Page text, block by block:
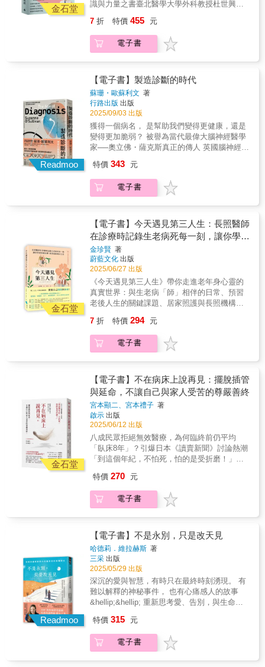
維護尊嚴，以及如何取得死亡診斷書等後續流
程。第五章：獨行者的在宅善終與照顧者的溫
為重要議題。書中為獨居者列出居家善終的建
議步驟（事前規畫 → 臨終準備 → 死亡當日與
後續）與四大支柱（法律護盾，照護盟友，鄰
里應援網，把臥室變成溫馨的安寧終站），強
調「一個人的圓滿，不代表孤單」。最後，作
者將關懷轉向照顧者，提供處理預期性悲慟的
建議，提醒照顧者在付出的同時，也要給予自
己溫柔的撫慰，讓生命在告別後，轉化為持續
前行的力量 。這是一本結合臨床實務、文化反
思與生命教育的善終指南，帶領讀者認識如何
在家中平安走完人生最後一程。這不僅是一本
醫療指引手冊，更是一本關於愛、尊嚴與勇氣
的生命之書。我希望讀者在翻閱此書後，能獲
得勇氣與家人開啟這場生命對話。當我們願意
打破沉默，死亡便不再只有陰冷與恐懼，而是
情的一份禮物。願我們都能在熟悉的地方，伴
隨家人的呢喃與愛，輕輕地、圓滿地放手。讓
愛，在尊嚴的守護下，化作一個充滿溫度的圓
滿逗點。——楊婉萍
何找尋專業盟友「安寧居家團隊」的幫助，更
準備了「居家照護安心錦囊」，解答照顧者最
害怕的難題：吃不下要硬塞嗎？病人喘或昏迷
要不要送急診……讓家屬在守護親人時，能有
專業團隊及知識作為後盾不驚慌。第四章：當
當天，提供各階段的照護與陪伴指引。此時的
陪伴不僅是生理上的，更是靈性上的。書中教
導讀者如何聽見臨終者沒說出口的害怕，並透
過「人生四句話」——說愛、言謝、道歉、辭
別，來修復關係、不留遺憾。此外，針對台灣
多元的社會背景，書中羅列了不同宗教的臨終
儀式與引導，並詳述了死亡來臨時的實務處
維護尊嚴，以及如何取得死亡診斷書等後續流
柔叮嚀隨著社會結構改變，一個人的善終也成
為重要議題。書中為獨居者列出居家善終的建
議步驟（事前規畫 → 臨終準備 → 死亡當日與
後續）與四大支柱（法律護盾，照護盟友，鄰
里應援網，把臥室變成溫馨的安寧終站），強
調「一個人的圓滿，不代表孤單」。最後，作
者將關懷轉向照顧者，提供處理預期性悲慟的
建議，提醒照顧者在付出的同時，也要給予自
己溫柔的撫慰，讓生命在告別後，轉化為持續
前行的力量 。這是一本結合臨床實務、文化反
思與生命教育的善終指南，帶領讀者認識如何
在家中平安走完人生最後一程。這不僅是一本
的生命之書。我希望讀者在翻閱此書後，能獲
得勇氣與家人開啟這場生命對話。當我們願意
打破沉默，死亡便不再只有陰冷與恐懼，而是
情的一份禮物。願我們都能在熟悉的地方，伴
隨家人的呢喃與愛，輕輕地、圓滿地放手。讓
愛，在尊嚴的守護下，化作一個充滿溫度的圓
滿逗點。——楊婉萍
點亮一盞燈，照亮你走過「無常、無苦、無
我」的自在天堂。」──蔡淇華（作家）【感動
董事
更必須直面生命的有限。《罹癌母親給的七堂
人」、「確定復發」、「癌細胞轉移」、乃至
「病況急轉直下」的過程中，醫生「水來土掩
採取緩和治療」時的種種考量，以及「後援部
何在病患「最後一搏」與「病情急轉直下」的
關口共同做出選擇，接受生命的黃昏，也學會
好好道別。＊＊＊＊＊＊＊在本套書中，作者
以「精神科醫師」與「心理腫瘤學家」的專業
素養，將至親抗癌的歷程化為珍貴紀錄，並註
解許多實用的醫療資訊與術語，既可做為病人
與家屬的重要參考，也適合醫療人員與學生研
讀。書中從心理腫瘤學的觀點，呈現癌症歷程
中病人、家屬與醫護人員的心理調適，並透過
是一份個人生命經驗的真摯書寫，也是一部兼
具知識性與實用性的讀物。◎本書特色：（1）
癌症照護是跨專科、甚至跨學門的學問，本書
營養學、居家照護、安寧療護等，幫助讀者更
加理解。（2）以心理腫瘤學觀點為主軸，帶領
讀者認識不同的心理調適歷程，並從文獻回顧
與個案分析中，找出成功調適的「know
how」。（3）作者既為病患家屬，又具備精神
科與心理腫瘤學專業，文字不只感性且富同理
心，還兼具獨特的理性觀點，能提供陪伴病榻
旁的實戰指引。
CEA、CA153時，卻發現異常升高（意味著有
遠處轉移之慮），接著檢視肺部電腦斷層，天
宣布她已進展至四期乳癌。在此重大發現衝擊
下，只好取消原先計劃的手術，改成先進行化
學治療。走過38年行醫的歲月，看過無數案
乏來的時候已經錯過黃金治療時期的患者，著
實對家庭及社會資源都造成問題。乳癌的早期
偵測與治療能有效的提高長期存活率，近年來
乳癌篩檢觀念的倡導，以及藥物研發並配合臨
床試驗，讓我們對乳癌治療成效往前邁進一大
步。文中有多個案例探討其他良性乳房疾病的
因應法則，經由實際診療過程，導入正確治療
書希望藉由結合知性與感性，能嘉惠到更多的
朋友，挽救更多的乳癌患者，增進更多家庭的
幸福。〡專文推薦〡五月天 阿信臺北醫學大
學前校長 閻雲
金石堂
識與力量之書臺北醫學大學外科教授杜世興繼
白皮書》，詳細剖析乳癌成因與治療選擇後，
再度以全新風格呈現的第二本著作《乳癌路上
不孤單：診療室的生命故事》。不同於先前以
程中所經歷的真實心聲，也涵蓋了許多與乳癌
診療相關的重要知識與進展。少女的祈禱！只
願擁有「健康」一位21歲念大學的青春小女
孩，因為左乳被外院診斷罹患乳癌而來尋求醫
助，當時原先規劃為她直接進行手術。然而命
運真的捉弄人，不僅讓她在這麼青春年華就罹
患乳癌，更令人扼腕的是，竟然是如此嚴重期
數的乳癌！可是當我檢視她血中腫瘤指標
CEA、CA153時，卻發現異常升高（意味著有
啊！竟然發現數顆微小肺部轉移病灶，也就是
宣布她已進展至四期乳癌。在此重大發現衝擊
下，只好取消原先計劃的手術，改成先進行化
例，不論是年輕還是高齡乳癌，當然其中更不
乏來的時候已經錯過黃金治療時期的患者，著
實對家庭及社會資源都造成問題。乳癌的早期
偵測與治療能有效的提高長期存活率，近年來
乳癌篩檢觀念的倡導，以及藥物研發並配合臨
床試驗，讓我們對乳癌治療成效往前邁進一大
步。文中有多個案例探討其他良性乳房疾病的
因應法則，經由實際診療過程，導入正確治療
書希望藉由結合知性與感性，能嘉惠到更多的
朋友，挽救更多的乳癌患者，增進更多家庭的
幸福。〡專文推薦〡五月天 阿信臺北醫學大
學前校長 閻雲
7 折 特價 455 元
電子書
Readmoo
【電子書】製造診斷的時代
蘇珊・歐蘇利文 著
行路出版 出版
2025/09/03 出版
獲得一個病名， 是幫助我們變得更健康，還是
變得更加脆弱？ 被譽為當代最偉大腦神經醫學
家──奧立佛・薩克斯真正的傳人 英國腦神經權
病睡美人》作者 ～蘇珊・歐蘇利文～ 探索社會
醫學最新力作 ◆《週日泰晤士報》即時暢銷書
◆BBC Radio 4「本週好書」選書 ◆《泰晤士
一 ◆◆◆ 黃涵榆／臺灣師範大學英語系教授
──專文導讀 吳佳璇／遠東聯合診所身心科主治
醫師 吳易叡／成功大學全校不分系學士學位學
程副教授 卓惠珠／幫助高功能自閉與亞斯伯格
版主 翁士恆／臺北市立大學心理與諮商學系副
教授 陳嘉新／陽明交通大學科技與社會研究所
教授 番紅花／親職作家 賴其萬／和信治癌中心
醫院醫學教育講座教授 顏擇雅／作家──專業推
薦 ◆◆◆ 「《製造診斷的時代》探討了許多讓
我長期困惑、難以釐清的議題，她以優雅、深
人父母與臨床工作間掙扎的矛盾與混亂。這本
書既有學術深度，也有溫暖人心的力量，是從
頭到尾都令人著迷的閱讀體驗。能夠這麼清楚
幾。我對這本書的讚賞實在難以言盡。」
&mdash;&mdash;克里斯・范・圖勒肯（Chris
van Tulleken），暢銷科普作家、牛津醫學博士
◆◆◆ 如今，我們正處於一個「過度製造診
斷」的時代。 先進的基因定序技術，已能為我
們在發病數十年前，甚至出生前，就偵測出疾
病風險；越加頻繁多樣的篩檢，讓越來越多人
相信「自己就是病人」；網路的大量資訊，使
足過動症（ADHD）與自閉症的診斷人數正在迅
者社群推動而成&hellip;&hellip; 診斷就像一個
明確的標籤，有助於理解病情，並帶來對應的
治療與資源，所以遭遇病痛時，尋求診斷是再
自然不過的反應。然而，英國神經科專家歐蘇
利文發現，現今被貼上醫療標籤的人數，比以
往任何時候都要多，許多診斷遠不如我們以為
的明確，甚至讓本來健康的人誤以為自己生病
了。 為了探討這個現象，曾獲「惠康圖書獎」
殊榮的歐蘇利文再次執筆，以醫者身分探訪了
自閉症、癌症基因、ADHD、亨丁頓舞蹈症、萊
姆病等病患與家屬，記錄下許多動人的真實故
事，以及人們在面臨「獲得診斷」與「無法知
角直視診斷過度的現象，提出許多充滿醫者仁
心又發人深省的詰問。 歐蘇利文向來擅長將臨
床實務與人性故事並陳，她在本書不僅展現深
特價 343 元
電子書
金石堂
【電子書】今天遇見第三人生：長照醫師
在診療時記錄生老病死每一刻，讓你學會
照護長輩、從容迎接晚年生活
金珍賢 著
蔚藍文化 出版
2025/06/27 出版
《今天遇見第三人生》帶你走進老年身心靈的
真實世界：與生老病「師」相伴的日常、預習
老後人生的關鍵課題、居家照護與長照機構的
在照護路上的你。❤深獲各界暖心推薦：安寧
長照醫師、心理諮商師、職能治療師、長照營
養師、公益團體、長期照護者、藝人。❤這本
你。～第三人生不會自動展開，唯有提早準備
才能開創熟齡新篇章～超高齡社會來臨，你的
「第三人生」準備好了嗎？ 第一人生：從出生
到就業前，成長與學習的起點。 第二人生：工
作與成家的黃金時期，奮鬥與承擔並行。 第三
人生：50歲後的嶄新旅程，再次學習與實現理
想生活的機會。《今天遇見第三人生》帶你走
進老年身心靈的真實世界：與生老病「師」相
伴的日常、預習老後人生的關鍵課題、居家照
護與長照機構的抉擇，提供具體的省思與方
界暖心推薦 ❤安寧長照醫師、心理諮商師、職
能治療師、長照營養師、公益團體、長期照護
者、藝人。❤ 這本書獻給 ❤每一位走在照護路
及正預習老去的你。【專文推薦】潘懷宗│教
授/博士/中廣健康節目主持人 許禮安│醫師/高
雄市張啓華文化藝術基金會執行長郭大維│扶原
中醫體系總院長高有智│侒可傳媒策略長＆《創
新照顧》雜誌總編輯林振冬│柳營奇美醫院行政
副院長 李絲絲│前**書店Cooking Studio資深企
劃/自由文字工作者【暖心推薦】蘇益賢│臨床
人/諮商心理師 劉仲彬│臨床心理師/善言心理治
療所所長楊昀霖│吱吱復健x楊昀霖職能治療師
唐從聖│全方位藝人林俐岑│長照居家營養師朱
7 折 特價 294 元
電子書
金石堂
【電子書】不在病床上說再見：擺脫插管
與延命，不讓自己與家人受苦的尊嚴善終
宮本顯二、宮本禮子 著
啟示 出版
2025/06/12 出版
八成民眾拒絕無效醫療，為何臨終前仍平均
「臥床8年」？引爆日本《讀賣新聞》討論熱潮
「到這個年紀，不怕死，怕的是受折磨！」在
灣，不住院、不插管，竟成了一種奢望。醫院
不該是用來告別人生的地方。如何主張醫療自
主，為自己、也為摯愛的家人留下一個體面、
避免臥床折磨，安詳走完人生最後一段路？👉
我們想要的臨終，與現實的差距我們都希望在
人生最後時刻，能夠清醒地對摯愛家人說：
「謝謝你們，再見了。」但在現實中，這樣的
結局往往難以實現。更多人是在意識模糊、無
法言語、被插管灌食、包著尿布、甚至手腳被
綁的狀態下，無聲無息地告別世界。這樣的臨
終，誰會願意？👉家屬的兩難──為何無法如願
而終？即使病人在健康時，曾明確表達不願接
的家屬常會曲解其意願，只為了「先救回來再
說」。於是，一段原本可以安詳告別的路，變
成了長期受苦的臥床折磨。👉善終，需要的是
特價 270 元
電子書
Readmoo
【電子書】不是永別，只是改天見
哈德莉．維拉赫斯 著
三采 出版
2025/05/29 出版
深沉的愛與智慧，有時只在最終時刻湧現。 有
難以解釋的神秘事件， 也有心痛感人的故事
&hellip;&hellip; 重新思考愛、告別，與生命的
《紐約時報》暢銷榜14週，版權售出韓．中．
德．英等超過16國 ★ 獲選《今日美國》（USA
Today）五大最佳回憶錄 ★ 榮獲亞馬遜、
特價 315 元
電子書